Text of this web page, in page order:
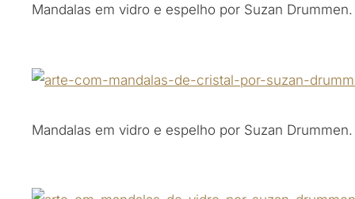
Mandalas em vidro e espelho por Suzan Drummen.
Mandalas em vidro e espelho por Suzan Drummen.